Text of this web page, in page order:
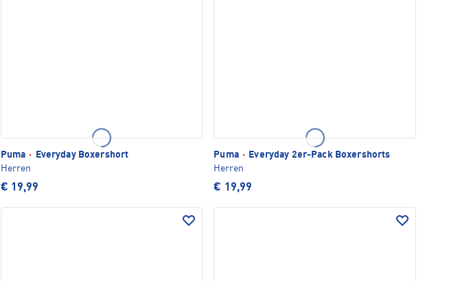
Puma ·
Everyday Boxershort
Herren
€ 19,99
Puma ·
Everyday 2er-Pack Boxershorts
Herren
€ 19,99